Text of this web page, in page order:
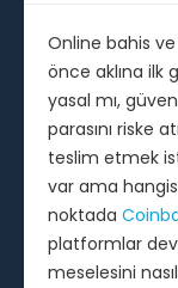
Online bahis
önce aklına ilk
yasal mı,
parasını riske
teslim etmek
var ama
noktada
platformlar
meselesini